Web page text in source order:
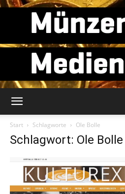
Start Schlagworte Ole Bolle
Schlagwort: Ole Bolle